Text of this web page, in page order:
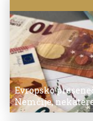
Evropsko
Nemčije,